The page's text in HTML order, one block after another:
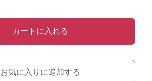
カートに入れる
お気に入りに追加する